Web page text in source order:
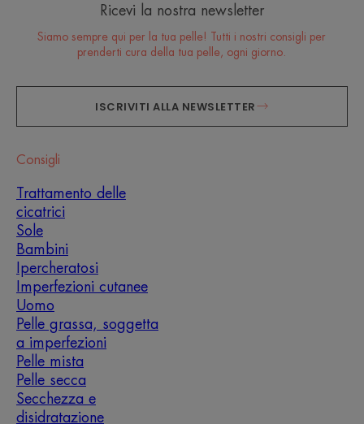
Ricevi la nostra newsletter
Siamo sempre qui per la tua pelle! Tutti i nostri consigli per
prenderti cura della tua pelle, ogni giorno.
ISCRIVITI ALLA NEWSLETTER
Consigli
Trattamento delle
cicatrici
Sole
Bambini
Ipercheratosi
Imperfezioni cutanee
Uomo
Pelle grassa, soggetta
a imperfezioni
Pelle mista
Pelle secca
Secchezza e
disidratazione